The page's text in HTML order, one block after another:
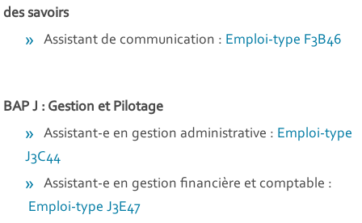
des savoirs
Assistant de communication : Emploi-type F3B46
BAP J : Gestion et Pilotage
Assistant-e en gestion administrative : Emploi-type
J3C44
Assistant-e en gestion financière et comptable :
Emploi-type J3E47